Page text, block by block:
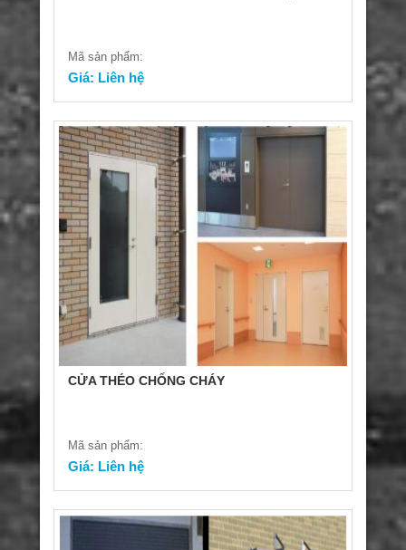
Mã sản phẩm:
Giá: Liên hệ
CỬA THÉO CHỐNG CHÁY
Mã sản phẩm:
Giá: Liên hệ